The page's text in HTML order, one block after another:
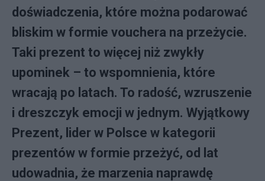
doświadczenia, które można podarować
bliskim w formie vouchera na przeżycie.
Taki prezent to więcej niż zwykły
upominek – to wspomnienia, które
wracają po latach. To radość, wzruszenie
i dreszczyk emocji w jednym. Wyjątkowy
Prezent, lider w Polsce w kategorii
prezentów w formie przeżyć, od lat
udowadnia, że marzenia naprawdę